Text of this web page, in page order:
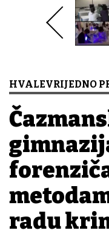
HVALEVRIJEDNO
radu